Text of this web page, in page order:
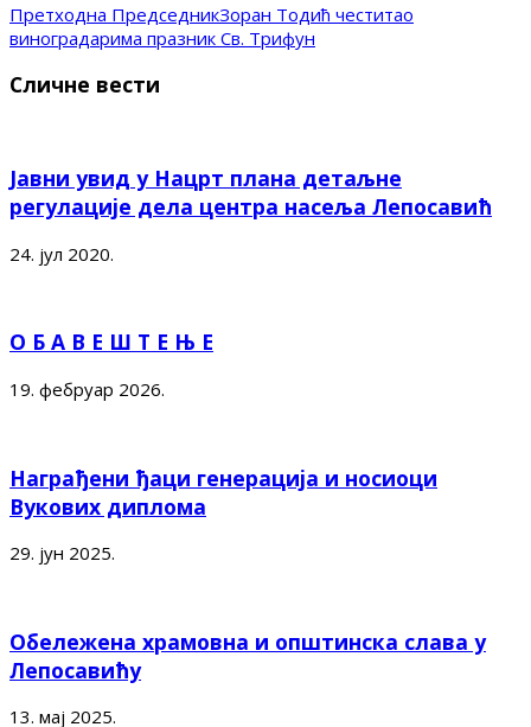
Претходна ПредседникЗоран Тодић честитао
виноградарима празник Св. Трифун
Сличне вести
Јавни увид у Нацрт плана детаљне
регулације дела центра насеља Лепосавић
24. јул 2020.
О Б А В Е Ш Т Е Њ Е
19. фебруар 2026.
Награђени ђаци генерација и носиоци
Вукових диплома
29. јун 2025.
Обележена храмовна и општинска слава у
Лепосавићу
13. мај 2025.